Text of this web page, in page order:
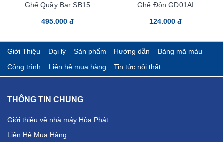
Ghế Quầy Bar SB15
495.000 đ
Ghế Đôn GD01AI
124.000 đ
Giới Thiệu Đại lý Sản phẩm Hướng dẫn
Bảng mã màu
Công trình
Liên hệ mua hàng Tin tức nội thất
THÔNG TIN CHUNG
Giới thiệu về nhà máy Hòa Phát
Liên Hệ Mua Hàng